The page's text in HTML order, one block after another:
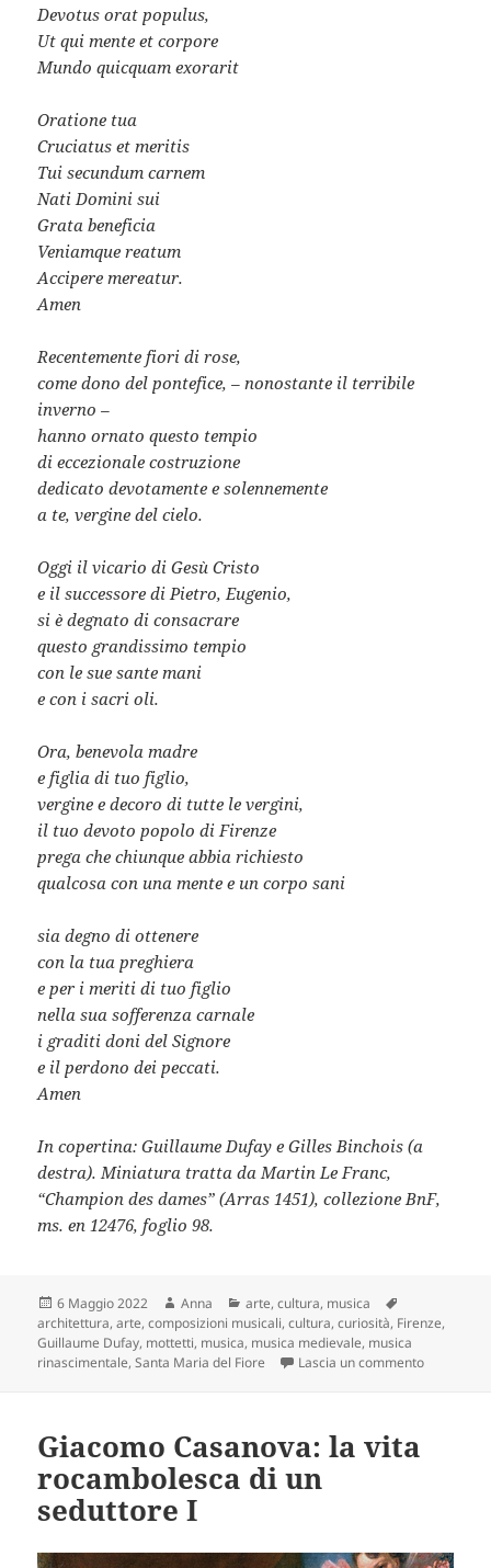
Devotus orat populus,
Ut qui mente et corpore
Mundo quicquam exorarit
Oratione tua
Cruciatus et meritis
Tui secundum carnem
Nati Domini sui
Grata beneficia
Veniamque reatum
Accipere mereatur.
Amen
Recentemente fiori di rose,
come dono del pontefice, – nonostante il terribile
inverno –
hanno ornato questo tempio
di eccezionale costruzione
dedicato devotamente e solennemente
a te, vergine del cielo.
Oggi il vicario di Gesù Cristo
e il successore di Pietro, Eugenio,
si è degnato di consacrare
questo grandissimo tempio
con le sue sante mani
e con i sacri oli.
Ora, benevola madre
e figlia di tuo figlio,
vergine e decoro di tutte le vergini,
il tuo devoto popolo di Firenze
prega che chiunque abbia richiesto
qualcosa con una mente e un corpo sani
sia degno di ottenere
con la tua preghiera
e per i meriti di tuo figlio
nella sua sofferenza carnale
i graditi doni del Signore
e il perdono dei peccati.
Amen
In copertina: Guillaume Dufay e Gilles Binchois (a
destra). Miniatura tratta da Martin Le Franc,
“Champion des dames” (Arras 1451), collezione BnF,
ms. en 12476, foglio 98.
Scritto
il
6 Maggio 2022 Autore
Anna Categorie
arte,cultura, musica
architettura,arte,composizioni musicali,cultura,curiosità, Firenze,
Guillaume Dufay, mottetti, musica, musica medievale, musica
rinascimentale,Santa Maria del Fiore Lascia un commentosu
Giacomo Casanova: la vita
rocambolesca di un
seduttore I